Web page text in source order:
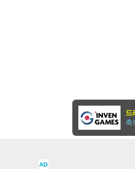
AD
드
축